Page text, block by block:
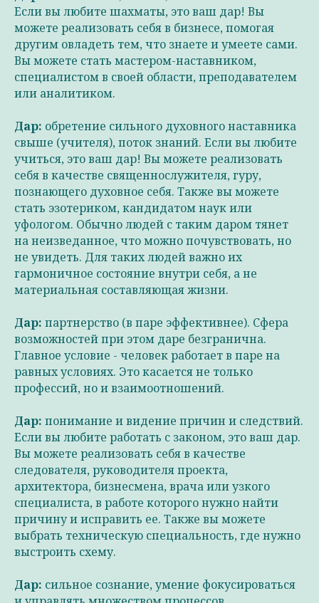
Если вы любите шахматы, это ваш дар! Вы
можете реализовать себя в бизнесе, помогая
другим овладеть тем, что знаете и умеете сами.
Вы можете стать мастером-наставником,
специалистом в своей области, преподавателем
или аналитиком.
Дар: обретение сильного духовного наставника
свыше (учителя), поток знаний. Если вы любите
учиться, это ваш дар! Вы можете реализовать
себя в качестве священнослужителя, гуру,
познающего духовное себя. Также вы можете
стать эзотериком, кандидатом наук или
уфологом. Обычно людей с таким даром тянет
на неизведанное, что можно почувствовать, но
не увидеть. Для таких людей важно их
гармоничное состояние внутри себя, а не
материальная составляющая жизни.
Дар: партнерство (в паре эффективнее). Сфера
возможностей при этом даре безгранична.
Главное условие - человек работает в паре на
равных условиях. Это касается не только
профессий, но и взаимоотношений.
Дар: понимание и видение причин и следствий.
Если вы любите работать с законом, это ваш дар.
Вы можете реализовать себя в качестве
следователя, руководителя проекта,
архитектора, бизнесмена, врача или узкого
специалиста, в работе которого нужно найти
причину и исправить ее. Также вы можете
выбрать техническую специальность, где нужно
выстроить схему.
Дар: сильное сознание, умение фокусироваться